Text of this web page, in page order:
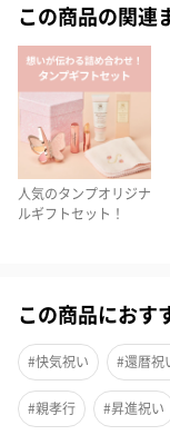
キャラッセルチョ
AOP認証発酵バター
ラメルに、チョコレ
た「ル・ボヌール
統的な癒しのアプロ
様な香りを提供する
キャラッセルチョ
1957年創業フラ
一品
この商品の関連
人気のタンプオリジナ
ルギフトセット！
この商品におす
#快気祝い #還暦祝
#親孝行 #昇進祝い